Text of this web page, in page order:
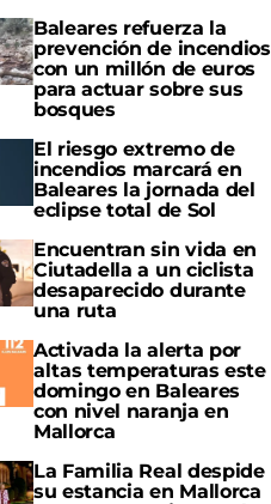
Baleares refuerza la
prevención de incendios
con un millón de euros
para actuar sobre sus
bosques
El riesgo extremo de
incendios marcará en
Baleares la jornada del
eclipse total de Sol
Encuentran sin vida en
Ciutadella a un ciclista
desaparecido durante
una ruta
Activada la alerta por
altas temperaturas este
domingo en Baleares
con nivel naranja en
Mallorca
La Familia Real despide
su estancia en Mallorca